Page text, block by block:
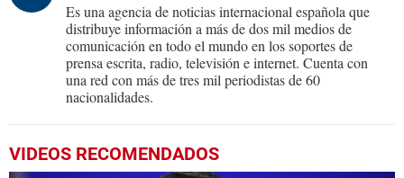
Es una agencia de noticias internacional española que
distribuye información a más de dos mil medios de
comunicación en todo el mundo en los soportes de
prensa escrita, radio, televisión e internet. Cuenta con
una red con más de tres mil periodistas de 60
nacionalidades.
VIDEOS RECOMENDADOS